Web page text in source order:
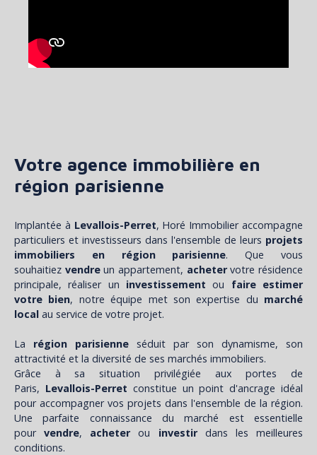
Votre agence immobilière en
région parisienne
Implantée à Levallois-Perret, Horé Immobilier accompagne
particuliers et investisseurs dans l'ensemble de leurs projets
immobiliers en région parisienne. Que vous
souhaitiez vendreun appartement, achetervotre résidence
principale, réaliser un investissement ou faire estimer
votre bien, notre équipe met son expertise du marché
local au service de votre projet.
La région parisienne séduit par son dynamisme, son
attractivité et la diversité de ses marchés immobiliers.
Grâce à sa situation privilégiée aux portes de
Paris, Levallois-Perret constitue un point d'ancrage idéal
pour accompagner vos projets dans l'ensemble de la région.
Une parfaite connaissance du marché est essentielle
pourvendre, acheter ou investirdans les meilleures
conditions.